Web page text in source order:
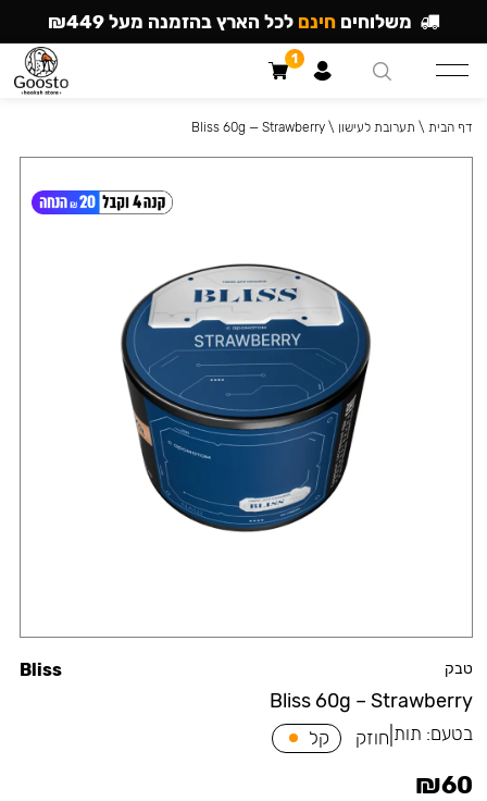
טבק
Bliss 60g – Strawberry
Bliss
בטעם: תות חוזק קל
₪60
דף הבית \ תערובת לעישון \
Bliss 60g — Strawberry
משלוחים חינם לכל הארץ בהזמנה מעל ₪449
1